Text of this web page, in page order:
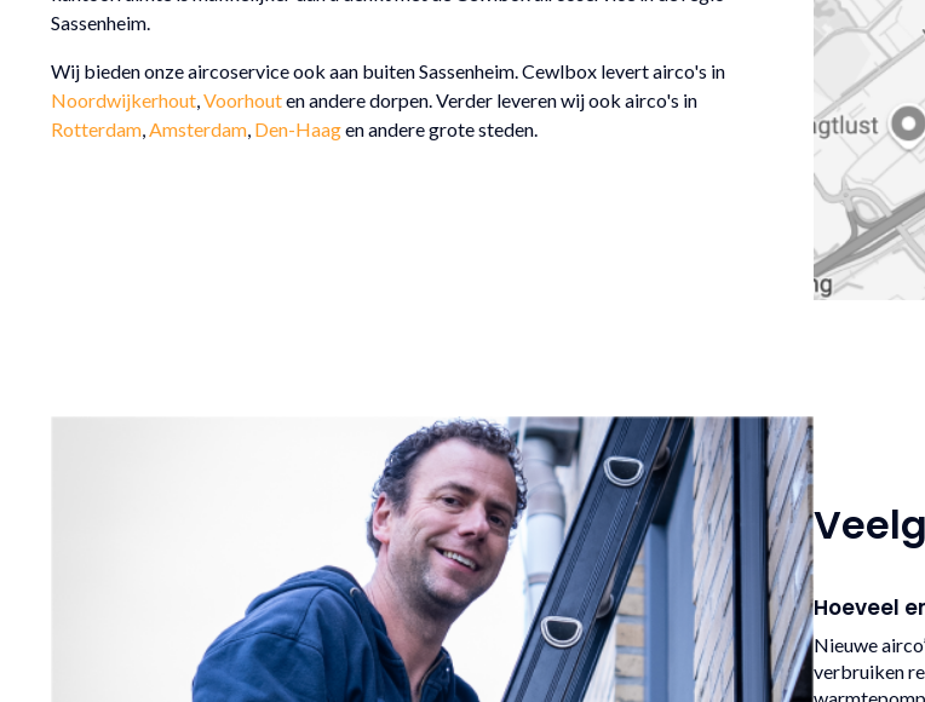
Sassenheim.
Wij bieden onze aircoservice ook aan buiten Sassenheim. Cewlbox levert airco's in
Noordwijkerhout Voorhouten andere dorpen. Verder leveren wij ook airco's in
Rotterdam Amsterdam Den-Haagen andere grote steden.
Hoeveel
Nieuwe
verbruiken